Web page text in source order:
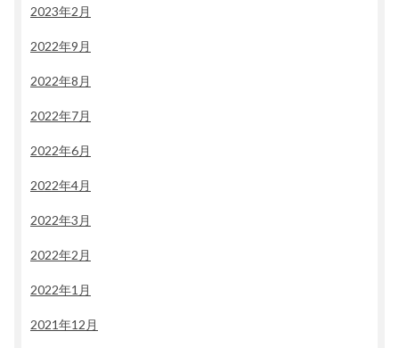
2023年2月
2022年9月
2022年8月
2022年7月
2022年6月
2022年4月
2022年3月
2022年2月
2022年1月
2021年12月